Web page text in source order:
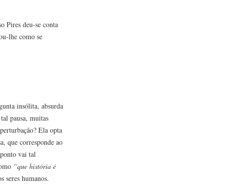
Pires deu-se conta
lhe como se
insólita, absurda
pausa, muitas
Ela opta
que corresponde ao
vai tal
“que história é
seres humanos.